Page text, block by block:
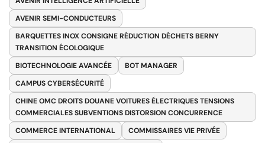
AVENIR SEMI-CONDUCTEURS
BARQUETTES INOX CONSIGNE RÉDUCTION DÉCHETS BERNY
TRANSITION ÉCOLOGIQUE
BIOTECHNOLOGIE AVANCÉE
BOT MANAGER
CAMPUS CYBERSÉCURITÉ
CHINE OMC DROITS DOUANE VOITURES ÉLECTRIQUES TENSIONS
COMMERCIALES SUBVENTIONS DISTORSION CONCURRENCE
COMMERCE INTERNATIONAL
COMMISSAIRES VIE PRIVÉE